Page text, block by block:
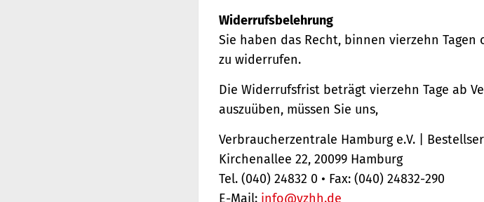
Widerrufsbelehrung
Sie haben das Recht, binnen vierzehn
zu widerrufen.
Die Widerrufsfrist beträgt vierzehn Tage ab
auszuüben, müssen Sie uns,
Verbraucherzentrale Hamburg e.V. |
Kirchenallee 22, 20099 Hamburg
Tel. (040) 24832 0 • Fax: (040) 24832-290
E-Mail: info@vzhh.de